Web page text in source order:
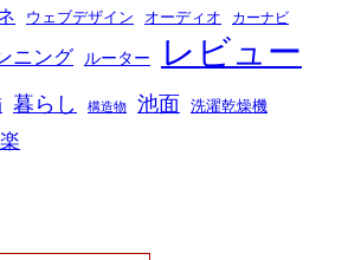
ウェブデザイン オーディオ カーナビ
ニング ルーター レビュー
暮らし 構造物 池面 洗濯乾燥機